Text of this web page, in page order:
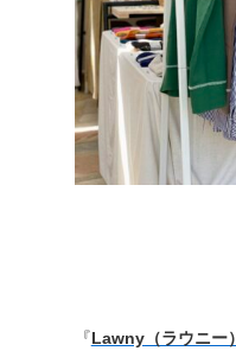
『Lawny（ラウニー）